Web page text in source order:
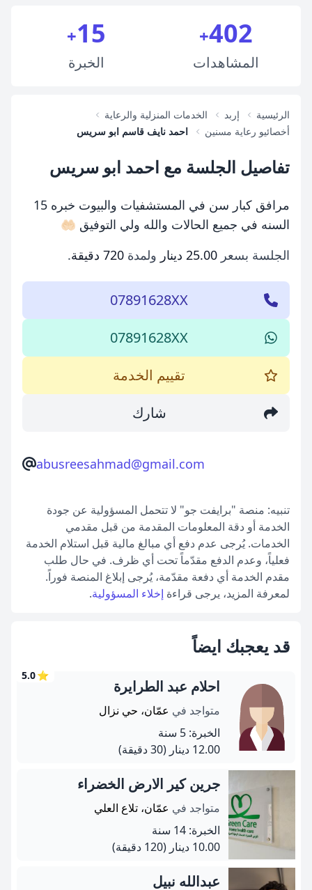
402
+
المشاهدات
15
+
الخبرة
الرئيسية إربد
الخدمات المنزلية والرعاية
أخصائيو رعاية مسنين
احمد نايف قاسم ابو سريس
تفاصيل الجلسة مع احمد ابو سريس
مرافق كبار سن في المستشفيات والبيوت خبره 15
السنه في جميع الحالات والله ولي التوفيق 🤲🏻
الجلسة بسعر 25.00 دينار ولمدة 720 دقيقة .
07891628XX
07891628XX
تقييم الخدمة
شارك
abusreesahmad@gmail.com
تنبيه: منصة "برايفت جو" لا تتحمل المسؤولية عن جودة
الخدمة أو دقة المعلومات المقدمة من قبل مقدمي
الخدمات. يُرجى عدم دفع أي مبالغ مالية قبل استلام الخدمة
فعلياً، وعدم الدفع مقدّماً تحت أي ظرف. في حال طلب
مقدم الخدمة أي دفعة مقدّمة، يُرجى إبلاغ المنصة فوراً.
لمعرفة المزيد، يرجى قراءة إخلاء المسؤولية.
قد يعجبك ايضاً
⭐
5.0
احلام عبد الطرايرة
متواجد في عمّان، حي نزال
الخبرة: 5 سنة
12.00 دينار
(30 دقيقة)
جرين كير الارض الخضراء
متواجد في عمّان، تلاع العلي
الخبرة: 14 سنة
10.00 دينار
(120 دقيقة)
عبدالله نبيل